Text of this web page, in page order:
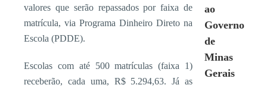
valores que serão repassados por faixa de
matrícula, via Programa Dinheiro Direto na
Escola (PDDE).
Escolas com até 500 matrículas (faixa 1)
receberão, cada uma, R$ 5.294,63. Já as
ao
Governo
de
Minas
Gerais